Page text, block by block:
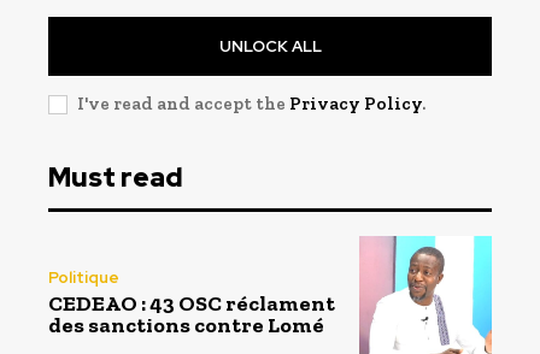
UNLOCK ALL
I've read and accept the Privacy Policy.
Must read
Politique
CEDEAO : 43 OSC réclament
des sanctions contre Lomé